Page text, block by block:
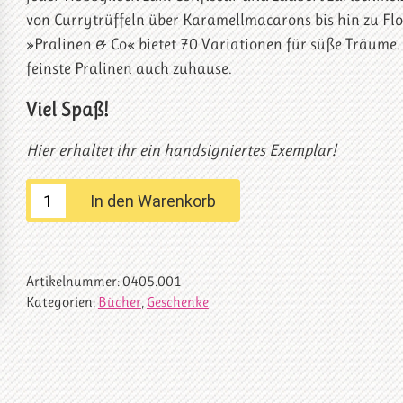
von Currytrüffeln über Karamellmacarons bis hin zu
»Pralinen & Co« bietet 70 Variationen für süße
feinste Pralinen auch zuhause.
Viel Spaß!
Hier erhaltet ihr ein handsigniertes Exemplar!
Buch:
Pralinen
&
Co.
Menge
In den Warenkorb
Artikelnummer:0405.001
Kategorien:Bücher, Geschenke